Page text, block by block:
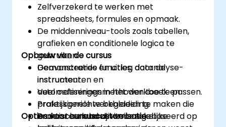
Zelfverzekerd te werken met
spreadsheets, formules en opmaak.
De middenniveau-tools zoals tabellen,
grafieken en conditionele logica te
gebruiken.
Geavanceerde functies, datanalyse-
instrumenten en
automatiseringsmethoden toe te passen.
Professionele werkbladen te maken die
ondersteunend zijn voor zakelijke
Opbouw van de cursus
Demonstraties en uitleg door de
instructeur.
Veel oefeningen in het werkboek en
praktijkgerichte begeleiding.
Praktische labactiviteiten gebaseerd op
Opties voor cursuscustomisatie